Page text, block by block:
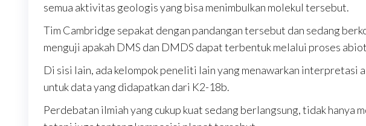
semua aktivitas geologis yang bisa menimbulkan molekul tersebut.
Tim Cambridge sepakat dengan pandangan tersebut dan sedang
menguji apakah DMS dan DMDS dapat terbentuk melalui proses
Di sisi lain, ada kelompok peneliti lain yang menawarkan interpretasi
untuk data yang didapatkan dari K2-18b.
Perdebatan ilmiah yang cukup kuat sedang berlangsung, tidak hanya